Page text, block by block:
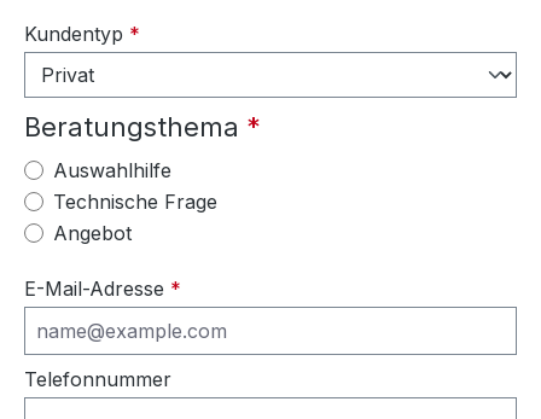
Kundentyp *
Beratungsthema *
Auswahlhilfe
Technische Frage
Angebot
E-Mail-Adresse *
Telefonnummer